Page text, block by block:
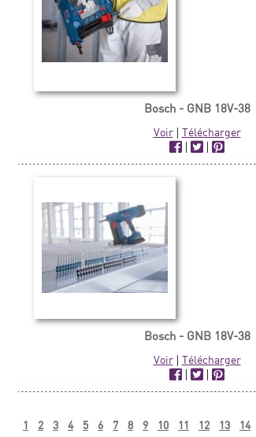
Bosch - GNB 18V-38
Voir| Télécharger
|
|
Bosch - GNB 18V-38
Voir| Télécharger
|
|
1
2 3 4 5 6 7 8 9 10 11 12 13 14